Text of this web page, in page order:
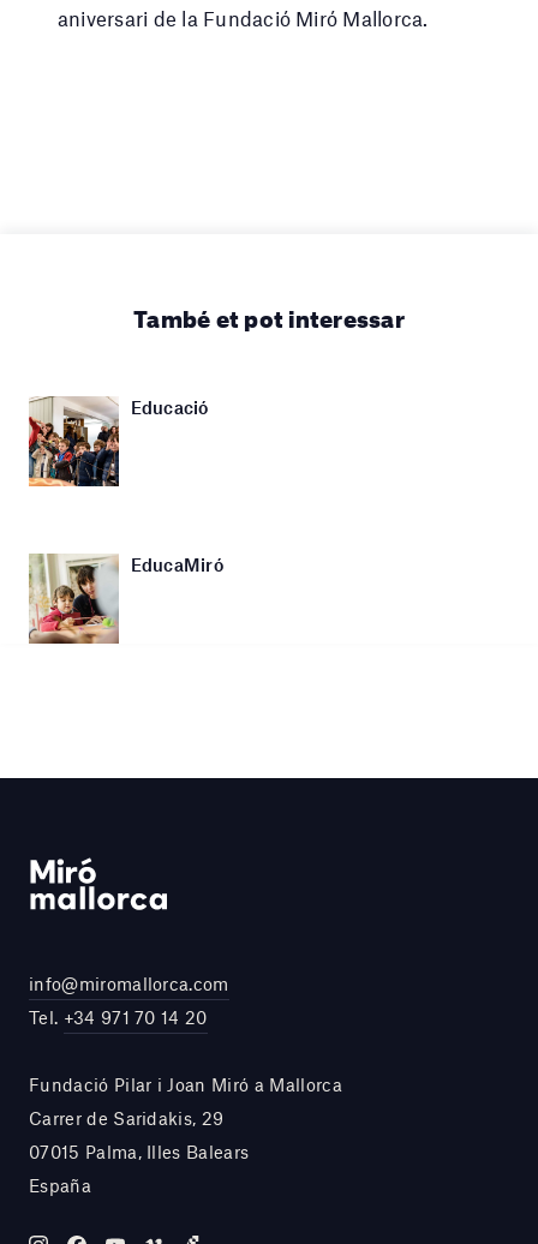
aniversari de la Fundació Miró Mallorca.
També et pot interessar
Educació
EducaMiró
info@miromallorca.com
Tel. +34 971 70 14 20
Fundació Pilar i Joan Miró a Mallorca
Carrer de Saridakis, 29
07015 Palma, Illes Balears
España